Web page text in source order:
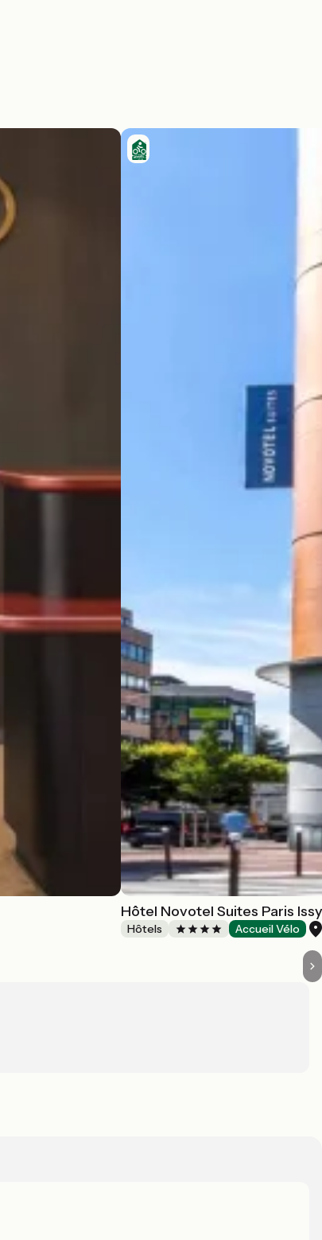
Hôtel Novotel Suites Paris
Hôtels Accueil Vélo